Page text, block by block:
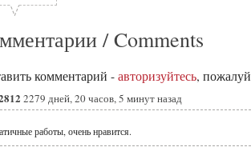
/ Comments
комментарий - авторизуйтесь,
2279 дней, 20 часов, 5 минут назад
работы, очень нравится.